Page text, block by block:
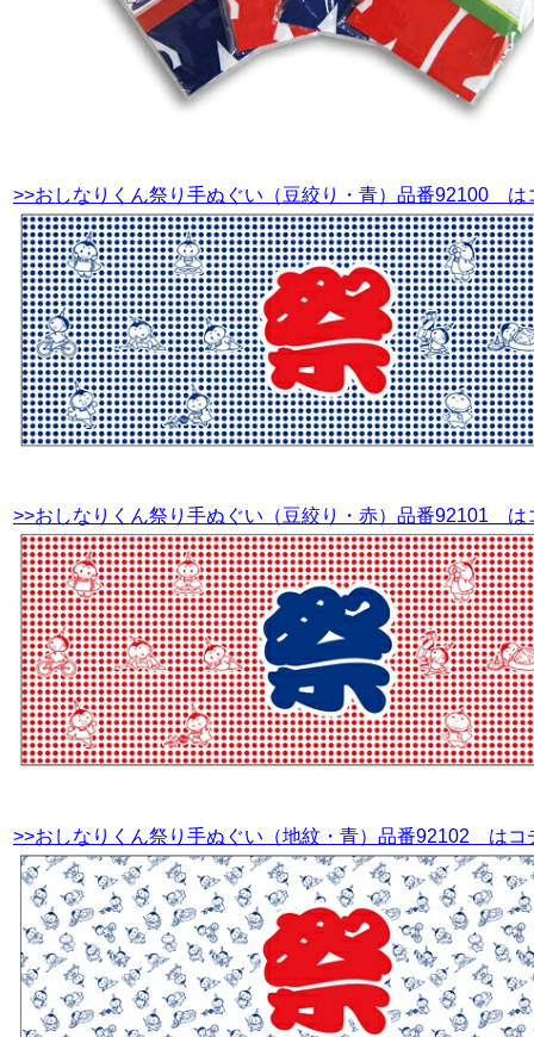
>>おしなりくん祭り手ぬぐい（豆絞り・青）品番92100 は
>>おしなりくん祭り手ぬぐい（豆絞り・赤）品番92101 は
>>おしなりくん祭り手ぬぐい（地紋・青）品番92102 はコ